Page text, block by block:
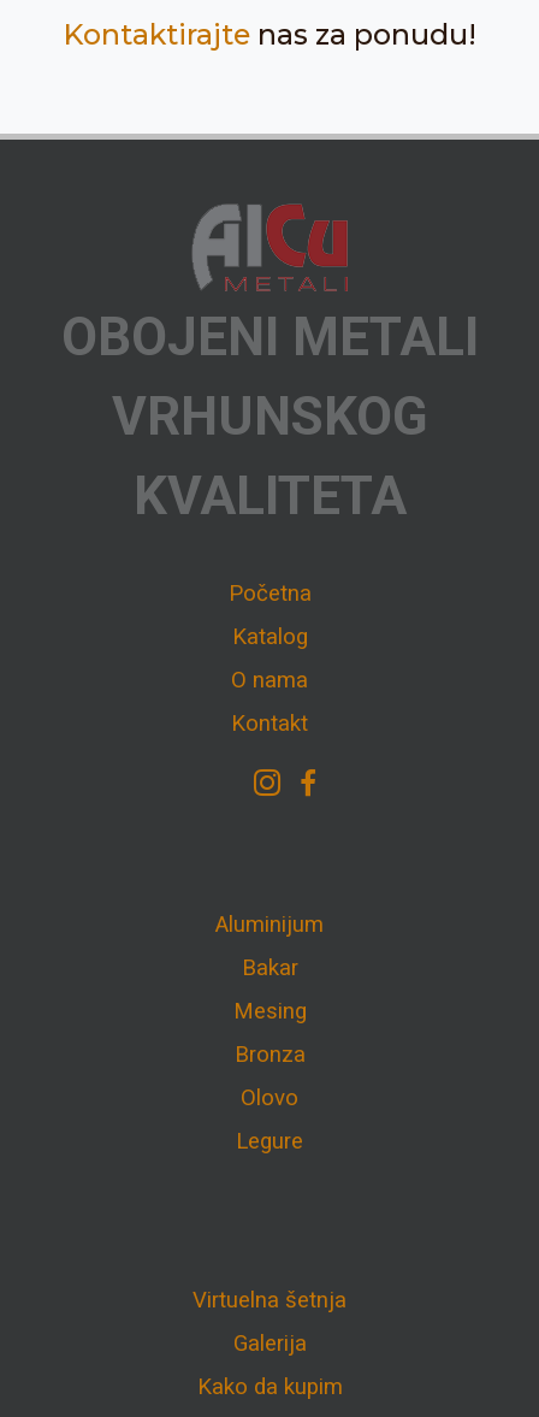
Kontaktirajtenas za ponudu!
OBOJENI METALI
VRHUNSKOG
KVALITETA
Početna
Katalog
O nama
Kontakt
Aluminijum
Bakar
Mesing
Bronza
Olovo
Legure
Virtuelna šetnja
Galerija
Kako da kupim